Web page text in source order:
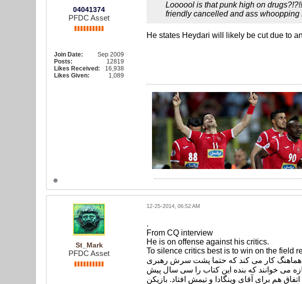
04041374
PFDC Asset
Join Date:
Sep 2009
Posts:
12819
Likes Received:
16,938
Likes Given:
1,089
Loooool is that punk high on
friendly cancelled and ass
He states Heydari will likely be cut due to
St_Mark
PFDC Asset
12-25-2014, 06:52 AM
.
From CQ interview
He is on offense against his critics.
To silence critics best is to win on the field
هماهنگ کار می کند که حتما پشت سرش رهبری
می خوانند که بنده این کتاب را سی سال پیش
هم برای آقای وینگادا و تیمش افتاد. بازیکن